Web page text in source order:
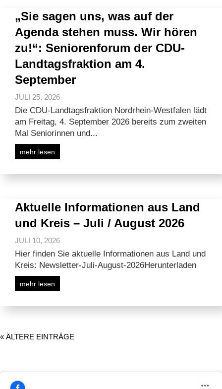
„Sie sagen uns, was auf der
Agenda stehen muss. Wir hören
zu!“: Seniorenforum der CDU-
Landtagsfraktion am 4.
September
JULI 25, 2026
Die CDU-Landtagsfraktion Nordrhein-Westfalen lädt
am Freitag, 4. September 2026 bereits zum zweiten
Mal Seniorinnen und...
mehr lesen
Aktuelle Informationen aus Land
und Kreis – Juli / August 2026
JULI 10, 2026
Hier finden Sie aktuelle Informationen aus Land und
Kreis: Newsletter-Juli-August-2026Herunterladen
mehr lesen
« ÄLTERE EINTRÄGE